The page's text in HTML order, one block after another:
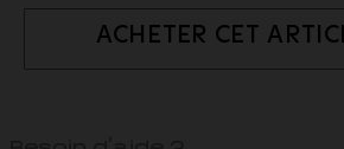
ACHETER CET